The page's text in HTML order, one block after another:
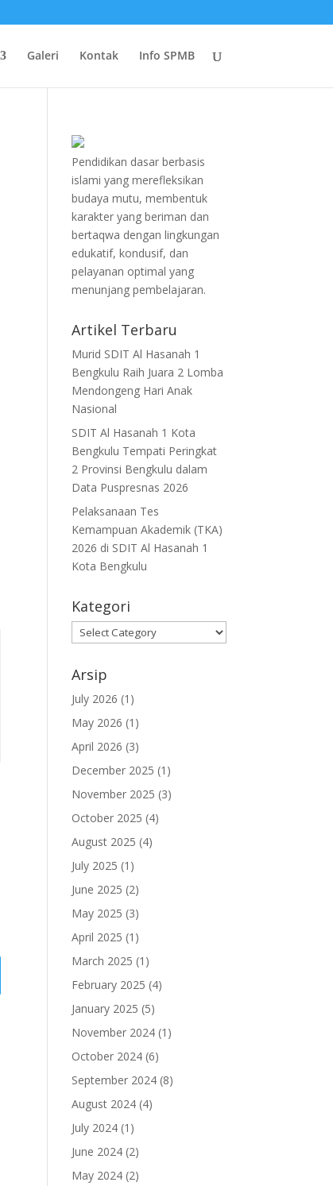
Galeri Kontak Info SPMB
Pendidikan dasar berbasis
islami yang merefleksikan
budaya mutu, membentuk
karakter yang beriman dan
bertaqwa dengan lingkungan
edukatif, kondusif, dan
pelayanan optimal yang
menunjang pembelajaran.
Artikel Terbaru
Murid SDIT Al Hasanah 1
Bengkulu Raih Juara 2 Lomba
Mendongeng Hari Anak
Nasional
SDIT Al Hasanah 1 Kota
Bengkulu Tempati Peringkat
2 Provinsi Bengkulu dalam
Data Puspresnas 2026
Pelaksanaan Tes
Kemampuan Akademik (TKA)
2026 di SDIT Al Hasanah 1
Kota Bengkulu
Kategori
Kategori
Arsip
July 2026 (1)
May 2026 (1)
April 2026 (3)
December 2025 (1)
November 2025 (3)
October 2025 (4)
August 2025 (4)
July 2025 (1)
June 2025 (2)
May 2025 (3)
April 2025 (1)
March 2025 (1)
February 2025 (4)
January 2025 (5)
November 2024 (1)
October 2024 (6)
September 2024 (8)
August 2024 (4)
July 2024 (1)
June 2024 (2)
May 2024 (2)